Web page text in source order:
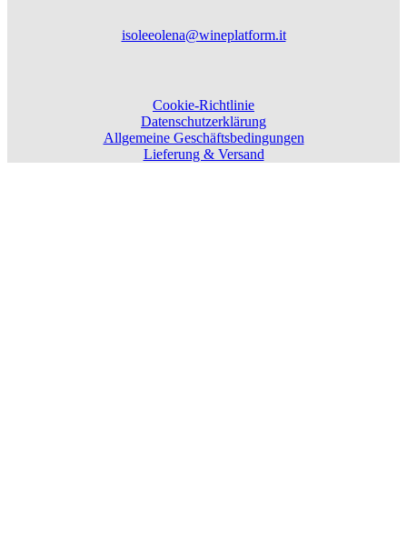
isoleeolena@wineplatform.it
Cookie-Richtlinie
Datenschutzerklärung
Allgemeine Geschäftsbedingungen
Lieferung & Versand